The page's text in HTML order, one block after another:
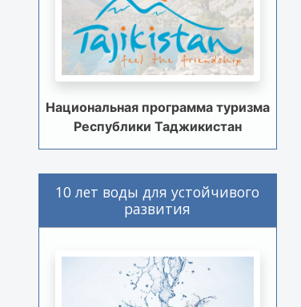
Национальная программа туризма
Республики Таджикистан
10 лет воды для устойчивого
развития